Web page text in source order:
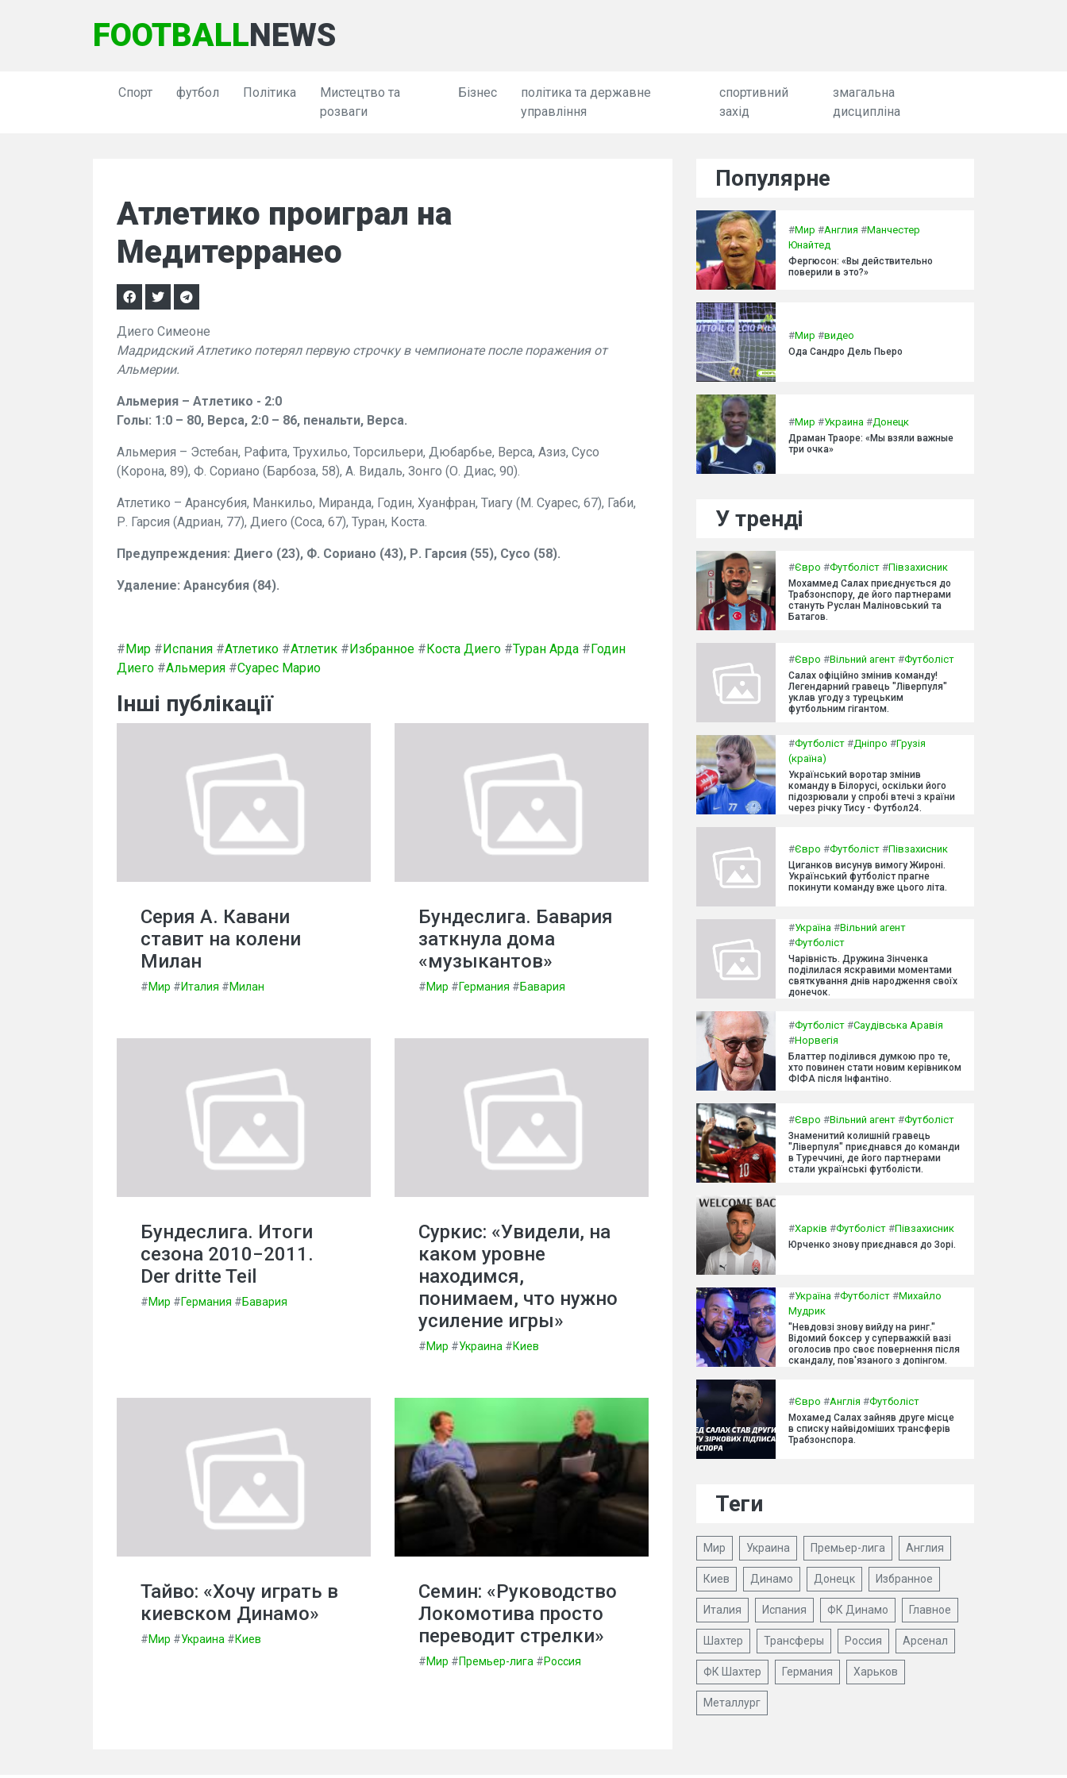
FOOTBALLNEWS
Спорт футбол Політика
Мистецтво та
розваги
Бізнес
політика та державне
управління
спортивний
захід
змагальна
дисципліна
Атлетико проиграл на
Медитерранео
Диего Симеоне
Мадридский Атлетико потерял первую строчку в чемпионате после поражения от
Альмерии.
Альмерия – Атлетико - 2:0
Голы: 1:0 – 80, Верса, 2:0 – 86, пенальти, Верса.
Альмерия – Эстебан, Рафита, Трухильо, Торсильери, Дюбарбье, Верса, Азиз, Сусо
(Корона, 89), Ф. Сориано (Барбоза, 58), А. Видаль, Зонго (О. Диас, 90).
Атлетико – Арансубия, Манкильо, Миранда, Годин, Хуанфран, Тиагу (М. Суарес, 67), Габи,
Р. Гарсия (Адриан, 77), Диего (Соса, 67), Туран, Коста.
Предупреждения: Диего (23), Ф. Сориано (43), Р. Гарсия (55), Сусо (58).
Удаление: Арансубия (84).
#Мир #Испания #Атлетико #Атлетик #Избранное #Коста Диего #Туран Арда #Годин
Диего #Альмерия #Суарес Марио
Інші публікації
Серия А. Кавани
ставит на колени
Милан
#Мир #Италия #Милан
Бундеслига. Бавария
заткнула дома
«музыкантов»
#Мир #Германия #Бавария
Бундеслига. Итоги
сезона 2010−2011.
Der dritte Teil
#Мир #Германия #Бавария
Суркис: «Увидели, на
каком уровне
находимся,
понимаем, что нужно
усиление игры»
#Мир #Украина #Киев
Тайво: «Хочу играть в
киевском Динамо»
#Мир #Украина #Киев
Семин: «Руководство
Локомотива просто
переводит стрелки»
#Мир #Премьер-лига #Россия
Популярне
#Мир #Англия #Манчестер
Юнайтед
Фергюсон: «Вы действительно
поверили в это?»
#Мир #видео
Ода Сандро Дель Пьеро
#Мир #Украина #Донецк
Драман Траоре: «Мы взяли важные
три очка»
У тренді
#Євро #Футболіст #Півзахисник
Мохаммед Салах приєднується до
Трабзонспору, де його партнерами
стануть Руслан Маліновський та
Батагов.
#Євро #Вільний агент #Футболіст
Салах офіційно змінив команду!
Легендарний гравець "Ліверпуля"
уклав угоду з турецьким
футбольним гігантом.
#Футболіст #Дніпро #Грузія
(країна)
Український воротар змінив
команду в Білорусі, оскільки його
підозрювали у спробі втечі з країни
через річку Тису - Футбол24.
#Євро #Футболіст #Півзахисник
Циганков висунув вимогу Жироні.
Український футболіст прагне
покинути команду вже цього літа.
#Україна #Вільний агент
#Футболіст
Чарівність. Дружина Зінченка
поділилася яскравими моментами
святкування днів народження своїх
донечок.
#Футболіст #Саудівська Аравія
#Норвегія
Блаттер поділився думкою про те,
хто повинен стати новим керівником
ФІФА після Інфантіно.
#Євро #Вільний агент #Футболіст
Знаменитий колишній гравець
"Ліверпуля" приєднався до команди
в Туреччині, де його партнерами
стали українські футболісти.
#Харків #Футболіст #Півзахисник
Юрченко знову приєднався до Зорі.
#Україна #Футболіст #Михайло
Мудрик
"Невдовзі знову вийду на ринг."
Відомий боксер у суперважкій вазі
оголосив про своє повернення після
скандалу, пов'язаного з допінгом.
#Євро #Англія #Футболіст
Мохамед Салах зайняв друге місце
в списку найвідоміших трансферів
Трабзонспора.
Теги
Мир Украина Премьер-лига Англия
Киев Динамо Донецк Избранное
Италия Испания ФК Динамо Главное
Шахтер Трансферы Россия Арсенал
ФК Шахтер Германия Харьков
Металлург